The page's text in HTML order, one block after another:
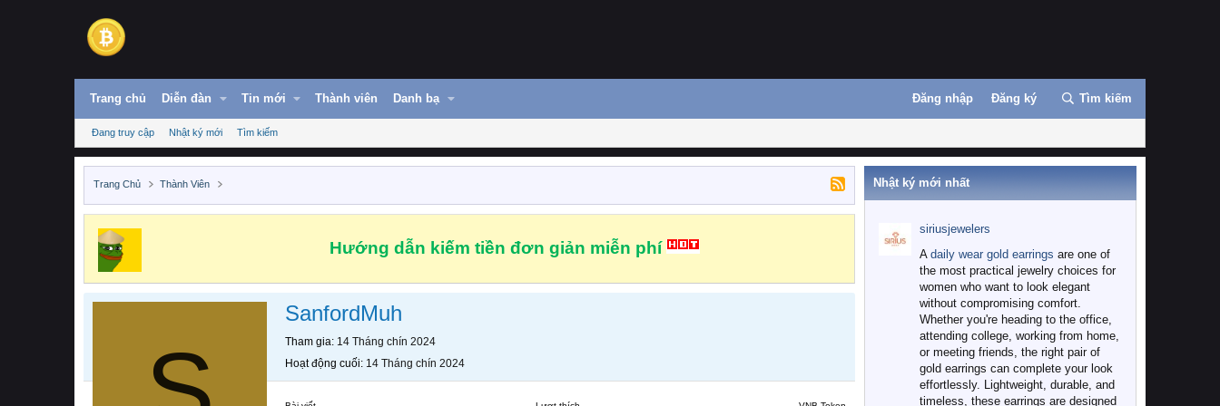
Trang chủ Diễn đàn Tin mới Thành viên Danh bạ Đăng nhập Đăng ký Tìm kiếm
Đang truy cập Nhật ký mới Tìm kiếm
Trang Chủ Thành Viên
Hướng dẫn kiếm tiền đơn giản miễn phí
SanfordMuh
Tham gia 14 Tháng chín 2024
Hoạt động cuối 14 Tháng chín 2024
Nhật ký mới nhất
siriusjewelers
A daily wear gold earrings are one of
the most practical jewelry choices for
women who want to look elegant
without compromising comfort.
Whether you're heading to the office,
attending college, working from home,
or meeting friends, the right pair of
gold earrings can complete your look
effortlessly. Lightweight, durable, and
timeless, these earrings are designed